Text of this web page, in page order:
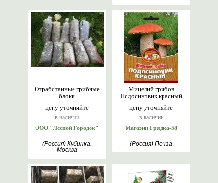
цену уточняйте
в наличии
Отработанные грибные
блоки
ООО "Лесной Городок"
(Россия) Кубинка,
Москва
цену уточняйте
в наличии
Мицелий грибов
Подосиновик красный
Магазин Грядка-58
(Россия) Пенза